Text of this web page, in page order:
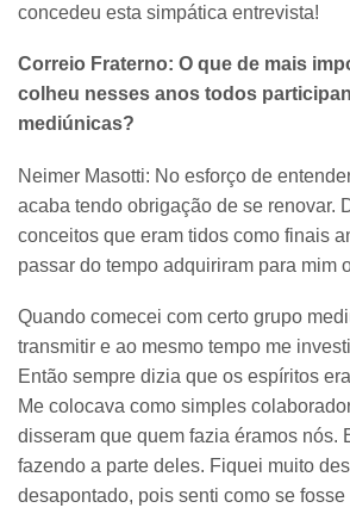
concedeu esta simpática entrevista!
Correio Fraterno: O que de mais
colheu nesses anos todos
mediúnicas?
Neimer Masotti: No esforço de
acaba tendo obrigação de se renovar.
conceitos que eram tidos como finais
passar do tempo adquiriram para mim
Quando comecei com certo grupo
transmitir e ao mesmo tempo me
Então sempre dizia que os espíritos
Me colocava como simples
disseram que quem fazia éramos nós.
fazendo a parte deles. Fiquei muito
desapontado, pois senti como se